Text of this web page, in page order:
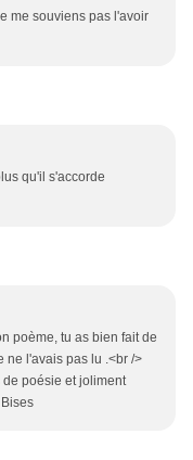
me souviens pas l'avoir
qu'il s'accorde
poème, tu as bien fait de
ne l'avais pas lu .<br />
poésie et joliment